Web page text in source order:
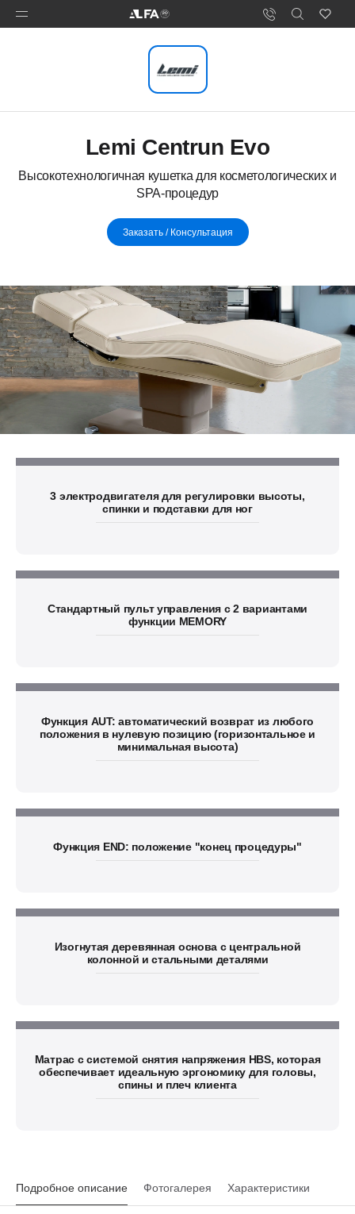
Lemi Centrun Evo
Высокотехнологичная кушетка для косметологических и
SPA-процедур
Заказать / Консультация
3 электродвигателя для регулировки высоты,
спинки и подставки для ног
Стандартный пульт управления с 2 вариантами
функции MEMORY
Функция AUT: автоматический возврат из любого
положения в нулевую позицию (горизонтальное и
минимальная высота)
Функция END: положение "конец процедуры"
Изогнутая деревянная основа с центральной
колонной и стальными деталями
Матрас с системой снятия напряжения HBS, которая
обеспечивает идеальную эргономику для головы,
спины и плеч клиента
Подробное описание Фотогалерея Характеристики